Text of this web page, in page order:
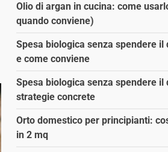
Olio di argan in cucina: come
quando conviene)
Spesa biologica senza spendere il
e come conviene
Spesa biologica senza spendere il
strategie concrete
Orto domestico per principianti:
in 2 mq